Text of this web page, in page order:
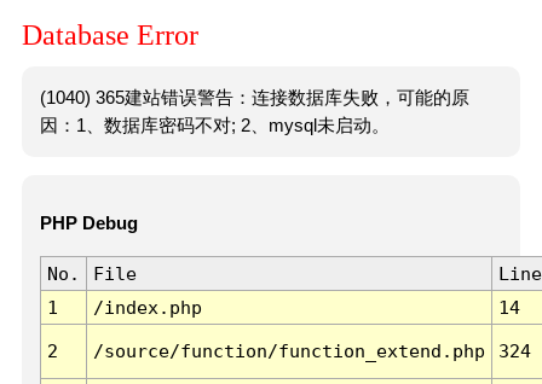
Database Error
(1040) 365建站错误警告：连接数据库失败，可能的原
因：1、数据库密码不对; 2、mysql未启动。
PHP Debug
No. File
Line
1
/index.php 14
2 /source/function/function_extend.php 324